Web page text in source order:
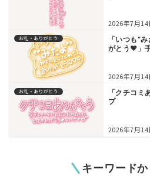
2026年7月14
お礼・ありがとう
「いつも”
がとう♥」
2026年7月14
お礼・ありがとう
「クチコ
プ
2026年7月14
キーワード